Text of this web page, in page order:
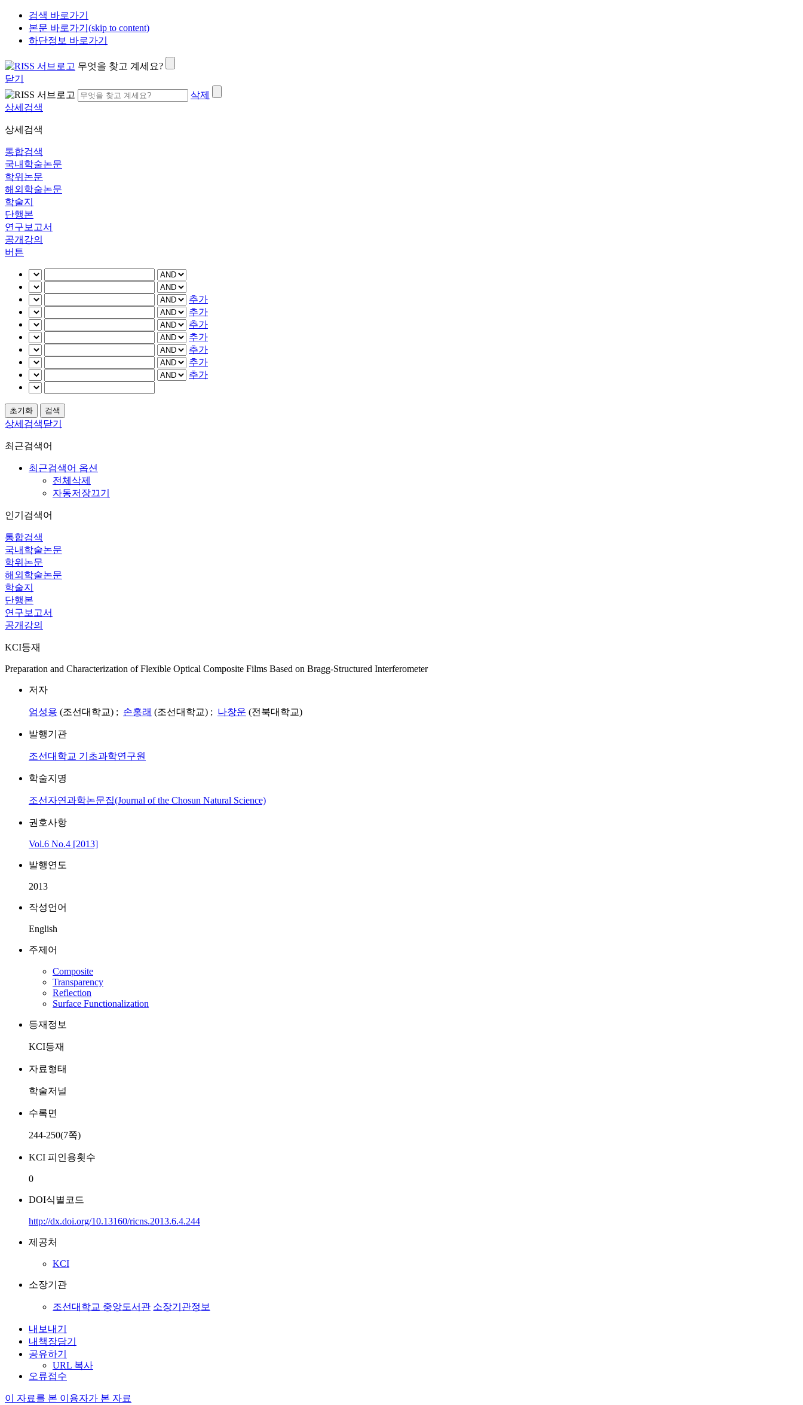
검색 바로가기
본문 바로가기(skip to content)
하단정보 바로가기
무엇을 찾고 계세요?
닫기
삭제
상세검색
상세검색
통합검색
국내학술논문
학위논문
해외학술논문
학술지
단행본
연구보고서
공개강의
버튼
추가
추가
추가
추가
추가
추가
추가
상세검색닫기
최근검색어
최근검색어 옵션
전체삭제
자동저장끄기
인기검색어
통합검색
국내학술논문
학위논문
해외학술논문
학술지
단행본
연구보고서
공개강의
KCI등재
Preparation and Characterization of Flexible Optical Composite Films Based on Bragg-Structured Interferometer
저자
엄성용 (조선대학교) ; 손홍래 (조선대학교) ; 나창운 (전북대학교)
발행기관
조선대학교 기초과학연구원
학술지명
조선자연과학논문집(Journal of the Chosun Natural Science)
권호사항
Vol.6 No.4 [2013]
발행연도
2013
작성언어
English
주제어
Composite
Transparency
Reflection
Surface Functionalization
등재정보
KCI등재
자료형태
학술저널
수록면
244-250(7쪽)
KCI 피인용횟수
0
DOI식별코드
http://dx.doi.org/10.13160/ricns.2013.6.4.244
제공처
KCI
소장기관
조선대학교 중앙도서관 소장기관정보
내보내기
내책장담기
공유하기
URL 복사
오류접수
이 자료를 본 이용자가 본 자료